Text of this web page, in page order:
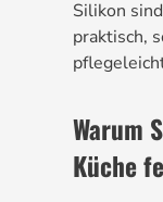
Silikon
praktisch,
Warum
Küche